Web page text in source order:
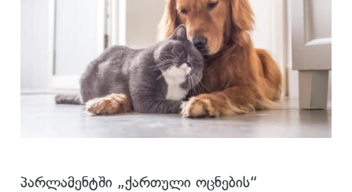
პარლამენტში „ქართული ოცნების“